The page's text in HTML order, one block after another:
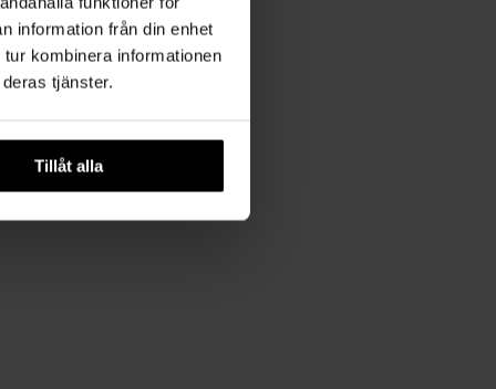
information från din enhet
kombinera informationen
tjänster.
Tillåt alla